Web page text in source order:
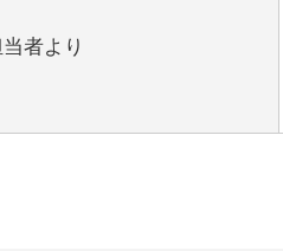
者より